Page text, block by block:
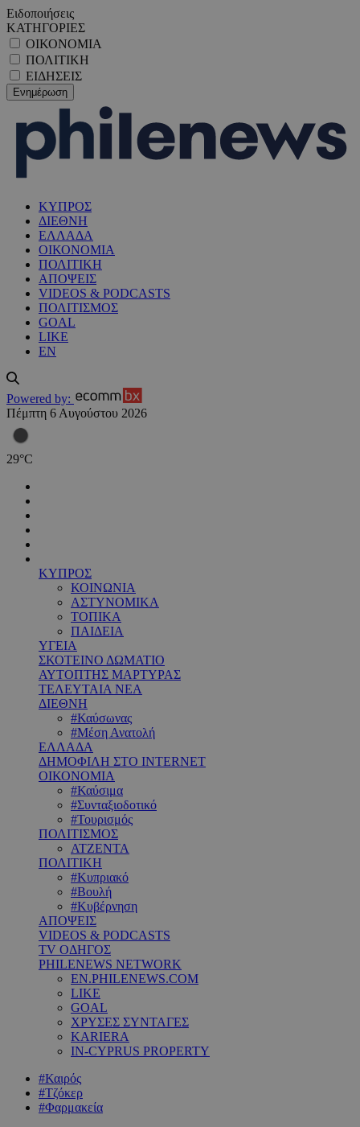
Ειδοποιήσεις
ΚΑΤΗΓΟΡΙΕΣ
ΟΙΚΟΝΟΜΙΑ
ΠΟΛΙΤΙΚΗ
ΕΙΔΗΣΕΙΣ
ΚΥΠΡΟΣ
ΔΙΕΘΝΗ
ΕΛΛΑΔΑ
ΟΙΚΟΝΟΜΙΑ
ΠΟΛΙΤΙΚΗ
ΑΠΟΨΕΙΣ
VIDEOS & PODCASTS
ΠΟΛΙΤΙΣΜΟΣ
GOAL
LIKE
EN
Powered by:
Πέμπτη 6 Αυγούστου 2026
29°C
ΚΥΠΡΟΣ
ΚΟΙΝΩΝΙΑ
ΑΣΤΥΝΟΜΙΚΑ
ΤΟΠΙΚΑ
ΠΑΙΔΕΙΑ
ΥΓΕΙΑ
ΣΚΟΤΕΙΝΟ ΔΩΜΑΤΙΟ
ΑΥΤΟΠΤΗΣ ΜΑΡΤΥΡΑΣ
ΤΕΛΕΥΤΑΙΑ ΝΕΑ
ΔΙΕΘΝΗ
#Καύσωνας
#Μέση Ανατολή
ΕΛΛΑΔΑ
ΔΗΜΟΦΙΛΗ ΣΤΟ INTERNET
ΟΙΚΟΝΟΜΙΑ
#Καύσιμα
#Συνταξιοδοτικό
#Τουρισμός
ΠΟΛΙΤΙΣΜΟΣ
ΑΤΖΕΝΤΑ
ΠΟΛΙΤΙΚΗ
#Κυπριακό
#Βουλή
#Κυβέρνηση
ΑΠΟΨΕΙΣ
VIDEOS & PODCASTS
TV ΟΔΗΓΟΣ
PHILENEWS NETWORK
EN.PHILENEWS.COM
LIKE
GOAL
ΧΡΥΣΕΣ ΣΥΝΤΑΓΕΣ
KARIERA
IN-CYPRUS PROPERTY
#Καιρός
#Τζόκερ
#Φαρμακεία